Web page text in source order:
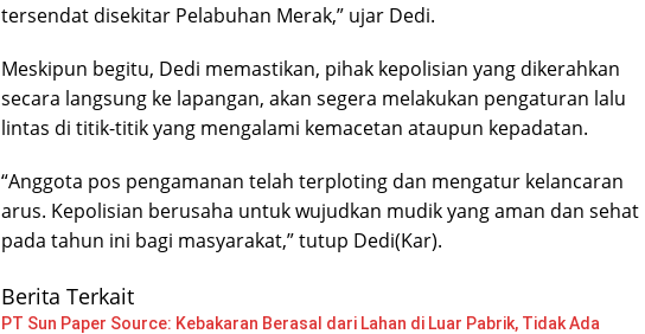
tersendat disekitar Pelabuhan Merak,” ujar Dedi.
Meskipun begitu, Dedi memastikan, pihak kepolisian yang dikerahkan
secara langsung ke lapangan, akan segera melakukan pengaturan lalu
lintas di titik-titik yang mengalami kemacetan ataupun kepadatan.
“Anggota pos pengamanan telah terploting dan mengatur kelancaran
arus. Kepolisian berusaha untuk wujudkan mudik yang aman dan sehat
pada tahun ini bagi masyarakat,” tutup Dedi(Kar).
Berita Terkait
PT Sun Paper Source: Kebakaran Berasal dari Lahan di Luar Pabrik, Tidak Ada